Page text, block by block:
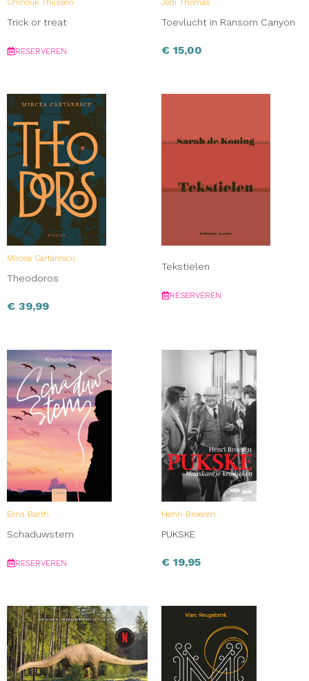
Chinouk Thijssen
Trick or treat
RESERVEREN
Jodi Thomas
Toevlucht in Ransom Canyon
€ 15,00
Mircea Cartarescu
Theodoros
€ 39,99
Tekstielen
RESERVEREN
Erna Barth
Schaduwstem
RESERVEREN
Henri Broeren
PUKSKE
€ 19,95